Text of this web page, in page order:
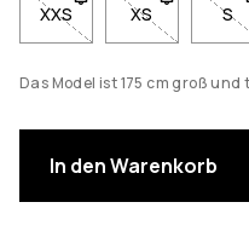
XXS- Größe XXS nicht
XS- Größe XS
S
-
Das Model ist 175 cm groß und
In den Warenkorb